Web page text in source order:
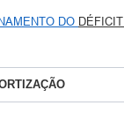
DO DÉFICIT